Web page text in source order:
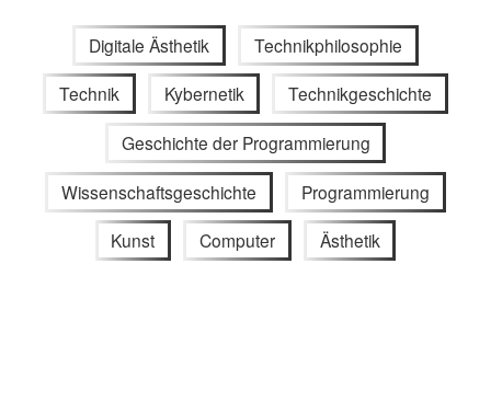
Digitale Ästhetik Technikphilosophie
Technik Kybernetik Technikgeschichte
Geschichte der Programmierung
Wissenschaftsgeschichte Programmierung
Kunst Computer Ästhetik